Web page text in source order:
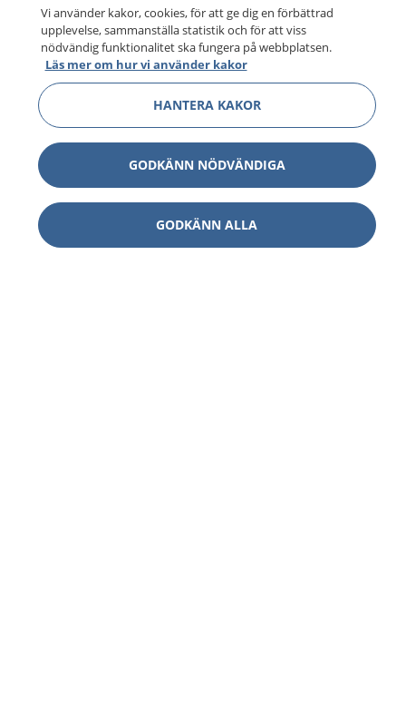
Vi använder kakor, cookies, för att ge dig en förbättrad
upplevelse, sammanställa statistik och för att viss
nödvändig funktionalitet ska fungera på webbplatsen.
Läs mer om hur vi använder kakor
HANTERA KAKOR
GODKÄNN NÖDVÄNDIGA
GODKÄNN ALLA